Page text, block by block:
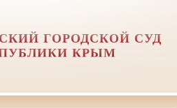
ГОРОДСКОЙ СУД
КРЫМ